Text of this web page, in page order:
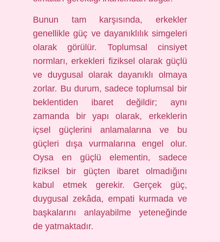
Bunun tam karşısında, erkekler
genellikle güç ve dayanıklılık simgeleri
olarak görülür. Toplumsal cinsiyet
normları, erkekleri fiziksel olarak güçlü
ve duygusal olarak dayanıklı olmaya
zorlar. Bu durum, sadece toplumsal bir
beklentiden ibaret değildir; aynı
zamanda bir yapı olarak, erkeklerin
içsel güçlerini anlamalarına ve bu
güçleri dışa vurmalarına engel olur.
Oysa en güçlü elementin, sadece
fiziksel bir güçten ibaret olmadığını
kabul etmek gerekir. Gerçek güç,
duygusal zekâda, empati kurmada ve
başkalarını anlayabilme yeteneğinde
de yatmaktadır.